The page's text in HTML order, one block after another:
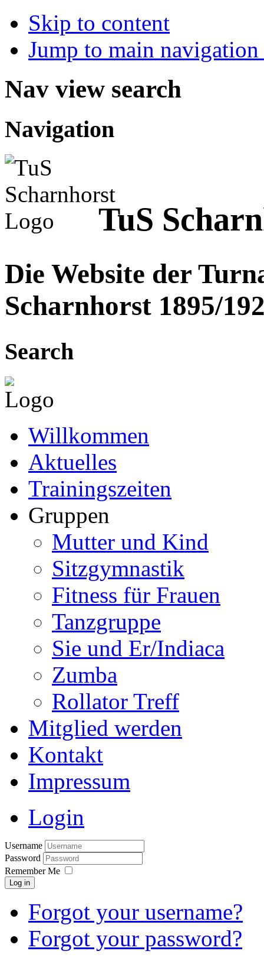
Skip to content
Jump to main
Nav view search
Navigation
TuS
Die Website der
Scharnhorst 1895/
Search
Willkommen
Aktuelles
Trainingszeiten
Gruppen
Mutter und Kind
Sitzgymnastik
Fitness für Frauen
Tanzgruppe
Sie und Er/Indiaca
Zumba
Rollator Treff
Mitglied werden
Kontakt
Impressum
Login
Username
Password
Remember Me
Log in
Forgot your username?
Forgot your password?